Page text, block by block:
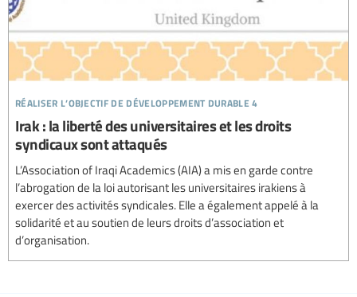
réaliser l’objectif de développement durable 4
Irak : la liberté des universitaires et les droits
syndicaux sont attaqués
L’Association of Iraqi Academics (AIA) a mis en garde contre
l’abrogation de la loi autorisant les universitaires irakiens à
exercer des activités syndicales. Elle a également appelé à la
solidarité et au soutien de leurs droits d’association et
d’organisation.